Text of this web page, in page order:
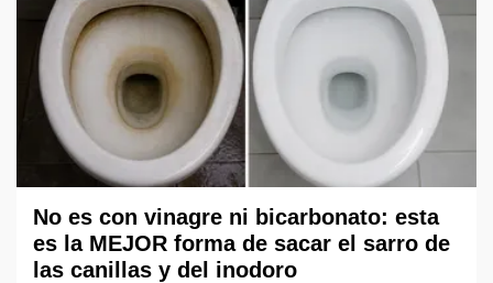
No es con vinagre ni bicarbonato: esta
es la MEJOR forma de sacar el sarro de
las canillas y del inodoro